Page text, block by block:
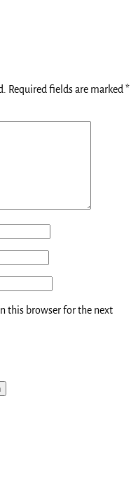
Required fields are marked *
this browser for the next